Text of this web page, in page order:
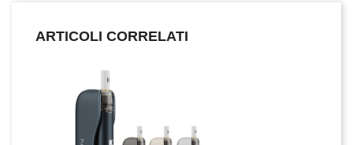
ARTICOLI CORRELATI